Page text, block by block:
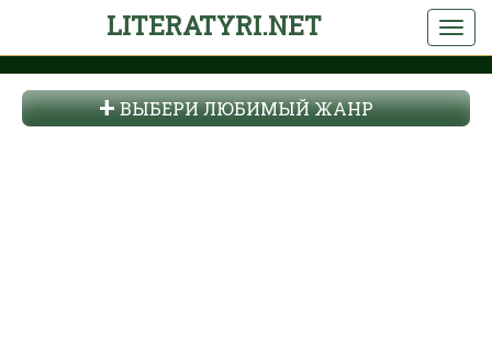
LITERATYRI.NET
ВЫБЕРИ ЛЮБИМЫЙ ЖАНР